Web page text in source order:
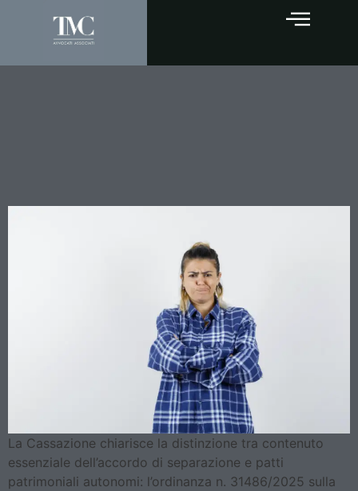
La Cassazione chiarisce la distinzione tra contenuto
essenziale dell’accordo di separazione e patti
patrimoniali autonomi: l’ordinanza n. 31486/2025 sulla